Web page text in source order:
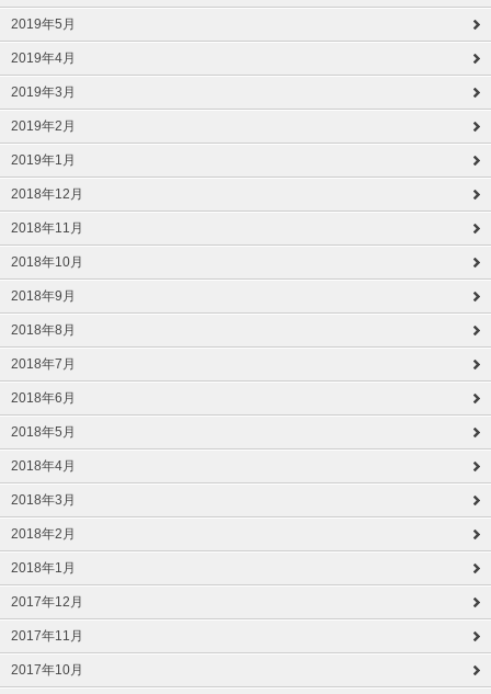
2019年5月
2019年4月
2019年3月
2019年2月
2019年1月
2018年12月
2018年11月
2018年10月
2018年9月
2018年8月
2018年7月
2018年6月
2018年5月
2018年4月
2018年3月
2018年2月
2018年1月
2017年12月
2017年11月
2017年10月